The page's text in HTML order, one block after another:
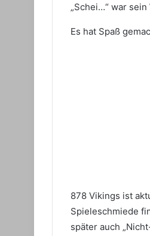
„Schei…“ war
Es hat Spaß
878 Vikings ist
Spieleschmiede
später auch